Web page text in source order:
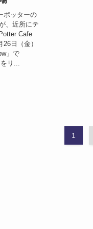
ポッターの
、近所にテ
Cafe
日（金）
」で
リ...
1